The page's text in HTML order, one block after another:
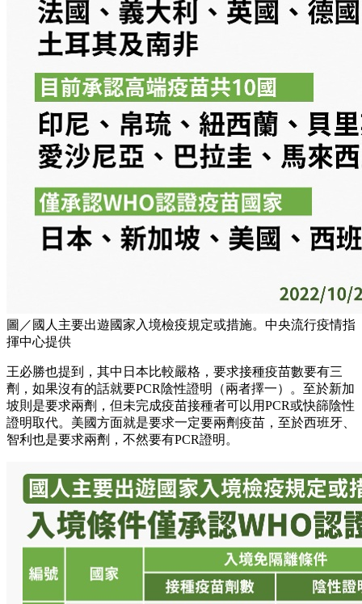
圖／國人主要出遊國家入境檢疫規定或措施。中央流行疫情指
揮中心提供
王必勝也提到，其中日本比較嚴格，要求接種疫苗數要有三
劑，如果沒有的話就要PCR陰性證明（兩者擇一）。至於新加
坡則是要求兩劑，但未完成疫苗接種者可以用PCR或快篩陰性
證明取代。美國方面就是要求一定要兩劑疫苗，至於西班牙、
智利也是要求兩劑，不然要有PCR證明。